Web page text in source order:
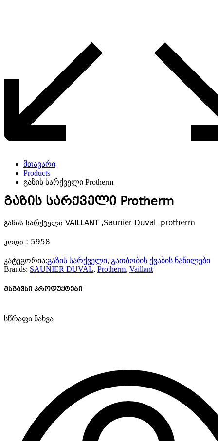
მთავარი
Products
გაზის სარქველი Protherm
გაზის სარქველი Protherm
გაზის სარქველი VAILLANT ,Saunier Duval. protherm
კოდი : 5958
კატეგორია:გაზის სარქველი, გათბობის ქვაბის ნაწილები
Brands: SAUNIER DUVAL, Protherm, Vaillant
მსგავსი პროდუქტები
სწრაფი ნახვა